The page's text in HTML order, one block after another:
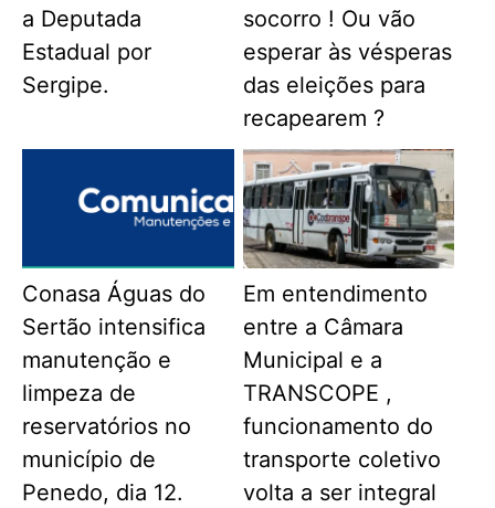
a Deputada
Estadual por
Sergipe.
socorro ! Ou vão
esperar às vésperas
das eleições para
recapearem ?
Conasa Águas do
Sertão intensifica
manutenção e
limpeza de
reservatórios no
município de
Penedo, dia 12.
Em entendimento
entre a Câmara
Municipal e a
TRANSCOPE ,
funcionamento do
transporte coletivo
volta a ser integral